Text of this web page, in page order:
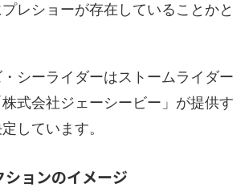
レショーが存在していることかと
シーライダーはストームライダー
式会社ジェーシービー」が提供す
しています。
ションのイメージ